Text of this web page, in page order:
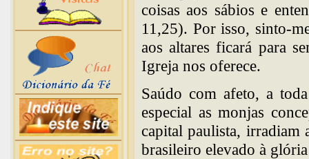
coisas aos sábios e
11,25). Por isso, sinto-
aos altares ficará para
Igreja nos oferece.
Saúdo com afeto, a
especial as monjas
capital paulista, irradiam
brasileiro elevado à